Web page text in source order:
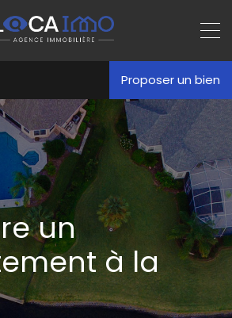
Proposer un bien
un
à la